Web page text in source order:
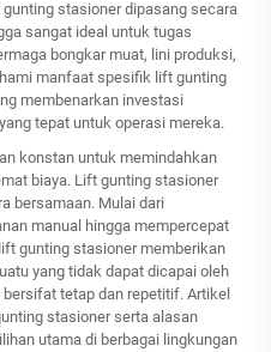
stasioner dipasang secara
sangat ideal untuk tugas
bongkar muat, lini produksi,
manfaat spesifik lift gunting
membenarkan investasi
tepat untuk operasi mereka.
konstan untuk memindahkan
biaya. Lift gunting stasioner
bersamaan. Mulai dari
manual hingga mempercepat
gunting stasioner memberikan
yang tidak dapat dicapai oleh
tetap dan repetitif. Artikel
stasioner serta alasan
utama di berbagai lingkungan